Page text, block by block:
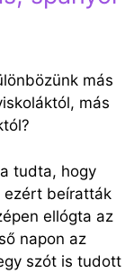
más
más
tudta, hogy
ezért beíratták
ellógta az
napon az
szót is tudott